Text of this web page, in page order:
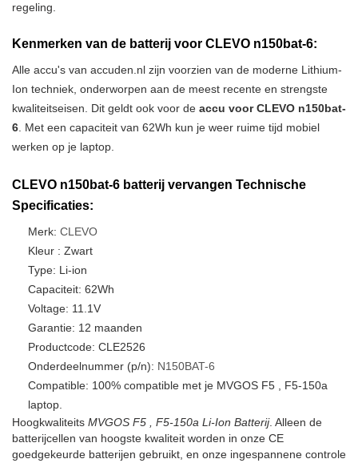
regeling.
Kenmerken van de batterij voor CLEVO n150bat-6:
Alle accu's van accuden.nl zijn voorzien van de moderne Lithium-
Ion techniek, onderworpen aan de meest recente en strengste
kwaliteitseisen. Dit geldt ook voor de accu voor CLEVO n150bat-
6 . Met een capaciteit van 62Wh kun je weer ruime tijd mobiel
werken op je laptop.
CLEVO n150bat-6 batterij vervangen Technische
Specificaties:
Merk: CLEVO
Kleur : Zwart
Type: Li-ion
Capaciteit: 62Wh
Voltage: 11.1V
Garantie: 12 maanden
Productcode: CLE2526
Onderdeelnummer (p/n): N150BAT-6
Compatible: 100% compatible met je MVGOS F5 , F5-150a
laptop.
Hoogkwaliteits MVGOS F5 , F5-150a Li-Ion Batterij. Alleen de
batterijcellen van hoogste kwaliteit worden in onze CE
goedgekeurde batterijen gebruikt, en onze ingespannene controle